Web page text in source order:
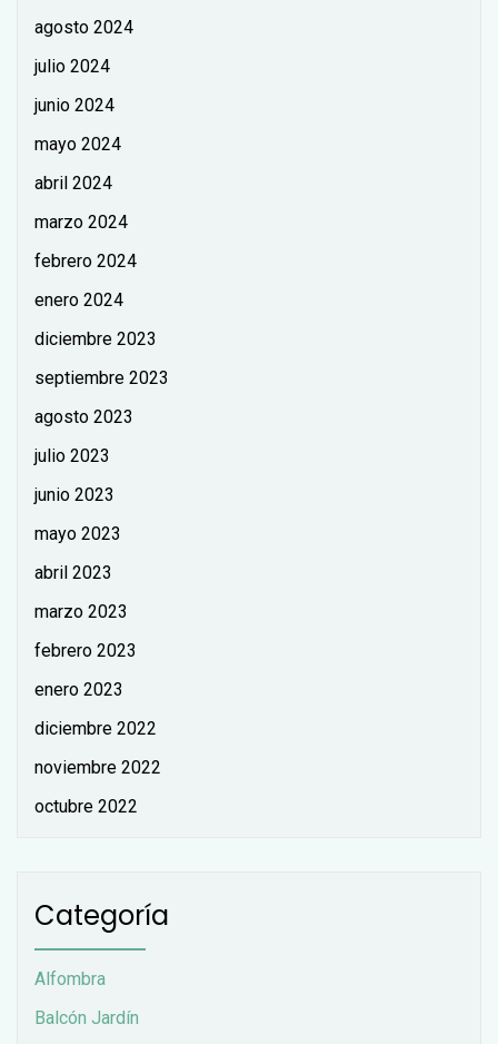
agosto 2024
julio 2024
junio 2024
mayo 2024
abril 2024
marzo 2024
febrero 2024
enero 2024
diciembre 2023
septiembre 2023
agosto 2023
julio 2023
junio 2023
mayo 2023
abril 2023
marzo 2023
febrero 2023
enero 2023
diciembre 2022
noviembre 2022
octubre 2022
Categoría
Alfombra
Balcón Jardín